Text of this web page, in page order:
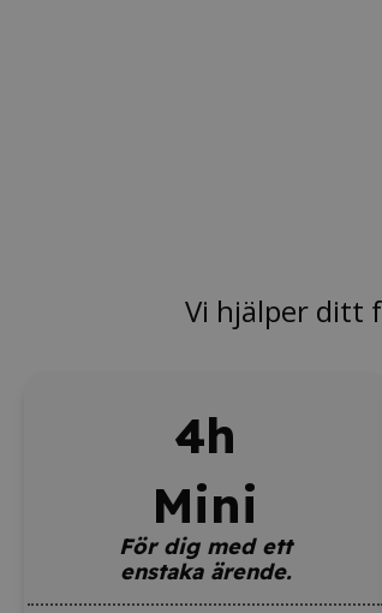
Vi hjälper ditt
4h
Mini
För dig med ett
enstaka ärende.